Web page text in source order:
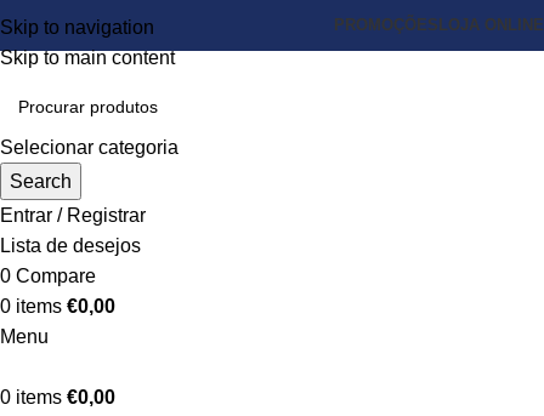
Skip to navigation
Skip to main content
PROMOÇÕES LOJA ONLINE
Selecionar categoria
Search
Entrar / Registrar
Lista de desejos
0 Compare
0 items €0,00
Menu
0 items €0,00